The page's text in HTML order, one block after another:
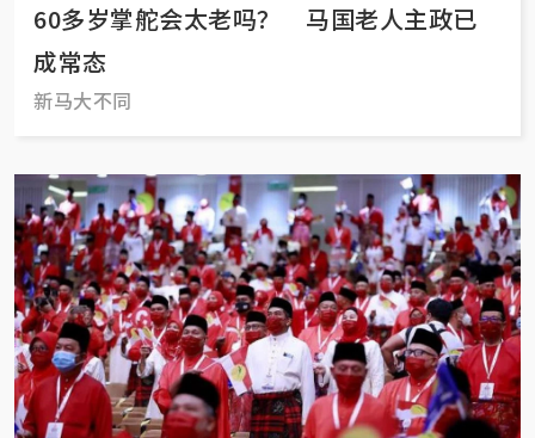
60多岁掌舵会太老吗？ 马国老人主政已
成常态
新马大不同